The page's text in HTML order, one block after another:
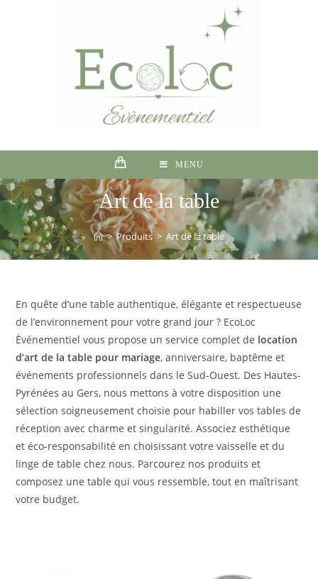
MENU
Art de la table
> Produits > Art de la table
En quête d’une table authentique, élégante et respectueuse
de l’environnement pour votre grand jour ? EcoLoc
Événementiel vous propose un service complet de location
d’art de la table pour mariage, anniversaire, baptême et
événements professionnels dans le Sud-Ouest. Des Hautes-
Pyrénées au Gers, nous mettons à votre disposition une
sélection soigneusement choisie pour habiller vos tables de
réception avec charme et singularité. Associez esthétique
et éco-responsabilité en choisissant votre vaisselle et du
linge de table chez nous. Parcourez nos produits et
composez une table qui vous ressemble, tout en maîtrisant
votre budget.